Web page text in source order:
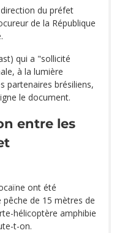
du préfet
de la République
qui a "sollicité
à la lumière
partenaires brésiliens,
le document.
entre les
ont été
de 15 mètres de
hélicoptère amphibie
t-on.